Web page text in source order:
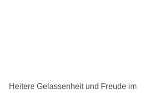
Heitere Gelassenheit und Freude im